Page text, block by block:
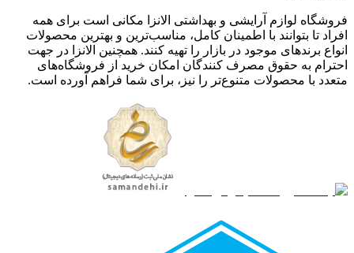
فروشگاه لوازم آرایشی و بهداشتی الانزا مکانی است برای همه
افراد تا بتوانند با اطمینان کامل، مناسب‌ترین و بهترین محصولات
انواع برندهای موجود در بازار را تهیه کنند. همچنین الانزا در جهت
احترام به حقوق مصرف کنندگان امکان خرید از فروشگاه‌های
متعدد با محصولات متنوع‌تر را نیز، برای شما فراهم آورده است.